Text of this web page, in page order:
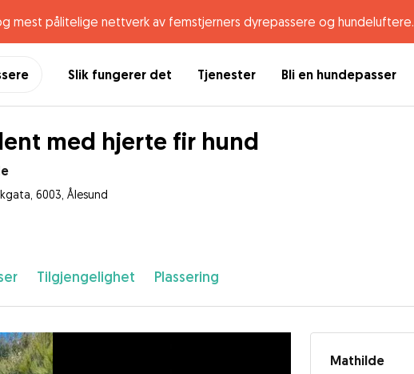
mest pålitelige nettverk av femstjerners dyrepassere og hundeluftere.
Slik fungerer det Tjenester Bli en hundepasser
med hjerte fir hund
6003, Ålesund
Tilgjengelighet Plassering
Mathilde